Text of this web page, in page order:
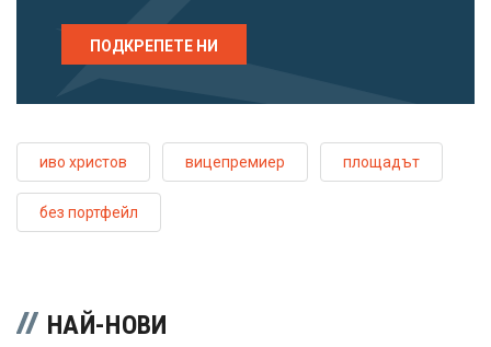
ПОДКРЕПЕТЕ НИ
иво христов вицепремиер площадът
без портфейл
НАЙ-НОВИ